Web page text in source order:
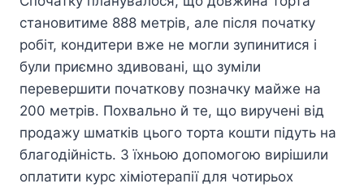
становитиме 888 метрів, але після початку
робіт, кондитери вже не могли зупинитися і
були приємно здивовані, що зуміли
перевершити початкову позначку майже на
200 метрів. Похвально й те, що виручені від
продажу шматків цього торта кошти підуть на
благодійність. З їхньою допомогою вирішили
оплатити курс хіміотерапії для чотирьох